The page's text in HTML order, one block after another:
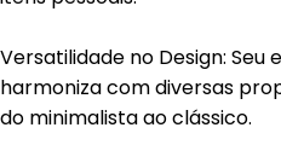
Versatilidade no Design:
harmoniza com diversas
do minimalista ao clássico.